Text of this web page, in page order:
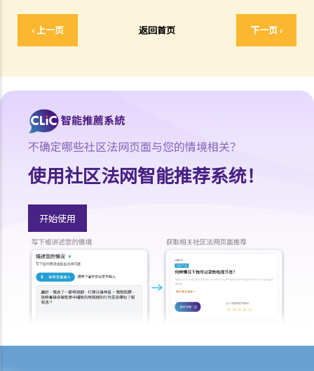
‹ 上一页 返回首页 下一页 ›
刑事法及民事法
1. 香港之刑事诉讼与民事诉讼有何主要分别?
3. 陪审员之职责是甚么？
律政司
1. 谁人掌管律政司？此政府官员之主要职责是甚么？
2. 律政司之主要工作范围是甚么？
法律专业
2. 怎样能成为大律师？
3. 怎样能成为律师（事务律师）？
免费或资助之法律支援服务
1. 仲裁是甚么？
不确定哪些社区法网页面与您的情境相关？
使用社区法网智能推荐系统！
开始使用